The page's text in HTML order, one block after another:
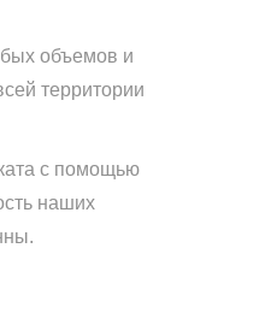
объемов и
территории
с помощью
наших